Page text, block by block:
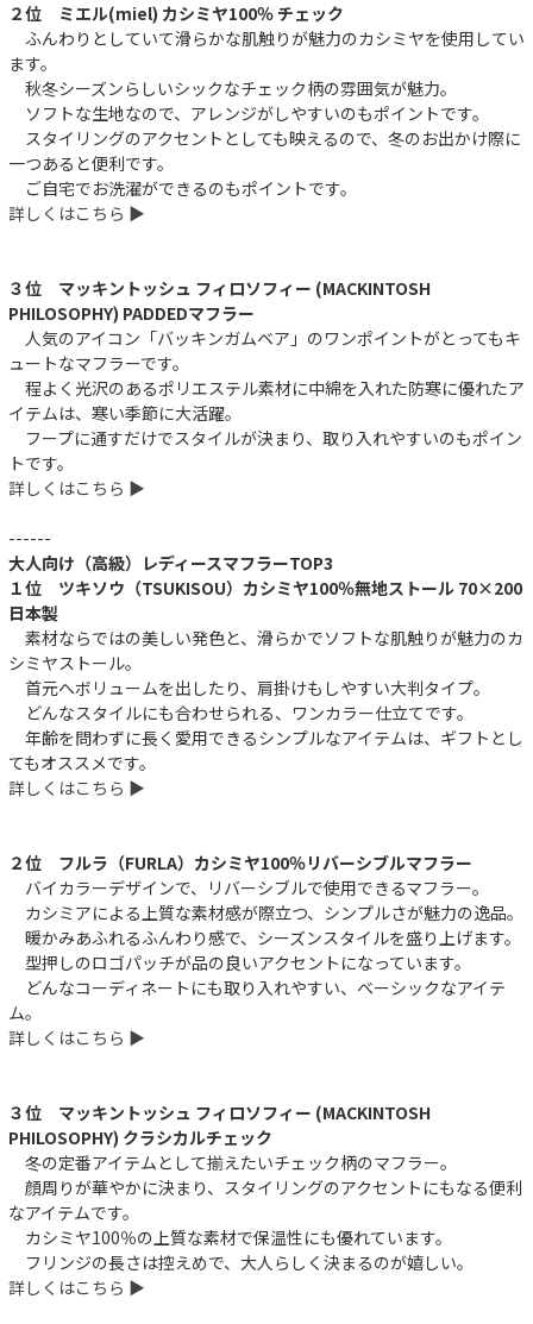
２位 ミエル(miel) カシミヤ100％ チェック
ふんわりとしていて滑らかな肌触りが魅力のカシミヤを使用してい
ます。
秋冬シーズンらしいシックなチェック柄の雰囲気が魅力。
ソフトな生地なので、アレンジがしやすいのもポイントです。
スタイリングのアクセントとしても映えるので、冬のお出かけ際に
一つあると便利です。
ご自宅でお洗濯ができるのもポイントです。
詳しくはこちら ▶︎
３位 マッキントッシュ フィロソフィー (MACKINTOSH
PHILOSOPHY) PADDEDマフラー
人気のアイコン「バッキンガムベア」のワンポイントがとってもキ
ュートなマフラーです。
程よく光沢のあるポリエステル素材に中綿を入れた防寒に優れたア
イテムは、寒い季節に大活躍。
フープに通すだけでスタイルが決まり、取り入れやすいのもポイン
トです。
詳しくはこちら ▶︎
------
大人向け（高級）レディースマフラーTOP3
１位 ツキソウ（TSUKISOU）カシミヤ100％無地ストール 70×200
日本製
素材ならではの美しい発色と、滑らかでソフトな肌触りが魅力のカ
シミヤストール。
首元へボリュームを出したり、肩掛けもしやすい大判タイプ。
どんなスタイルにも合わせられる、ワンカラー仕立てです。
年齢を問わずに長く愛用できるシンプルなアイテムは、ギフトとし
てもオススメです。
詳しくはこちら ▶︎
２位 フルラ（FURLA）カシミヤ100％リバーシブルマフラー
バイカラーデザインで、リバーシブルで使用できるマフラー。
カシミアによる上質な素材感が際立つ、シンプルさが魅力の逸品。
暖かみあふれるふんわり感で、シーズンスタイルを盛り上げます。
型押しのロゴパッチが品の良いアクセントになっています。
どんなコーディネートにも取り入れやすい、ベーシックなアイテ
ム。
詳しくはこちら ▶︎
３位 マッキントッシュ フィロソフィー (MACKINTOSH
PHILOSOPHY) クラシカルチェック
冬の定番アイテムとして揃えたいチェック柄のマフラー。
顔周りが華やかに決まり、スタイリングのアクセントにもなる便利
なアイテムです。
カシミヤ100％の上質な素材で保温性にも優れています。
フリンジの長さは控えめで、大人らしく決まるのが嬉しい。
詳しくはこちら ▶︎